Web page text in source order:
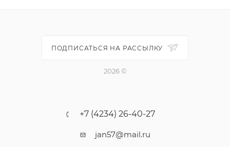
ПОДПИСАТЬСЯ НА РАССЫЛКУ
2026 ©
+7 (4234) 26-40-27
jan57@mail.ru